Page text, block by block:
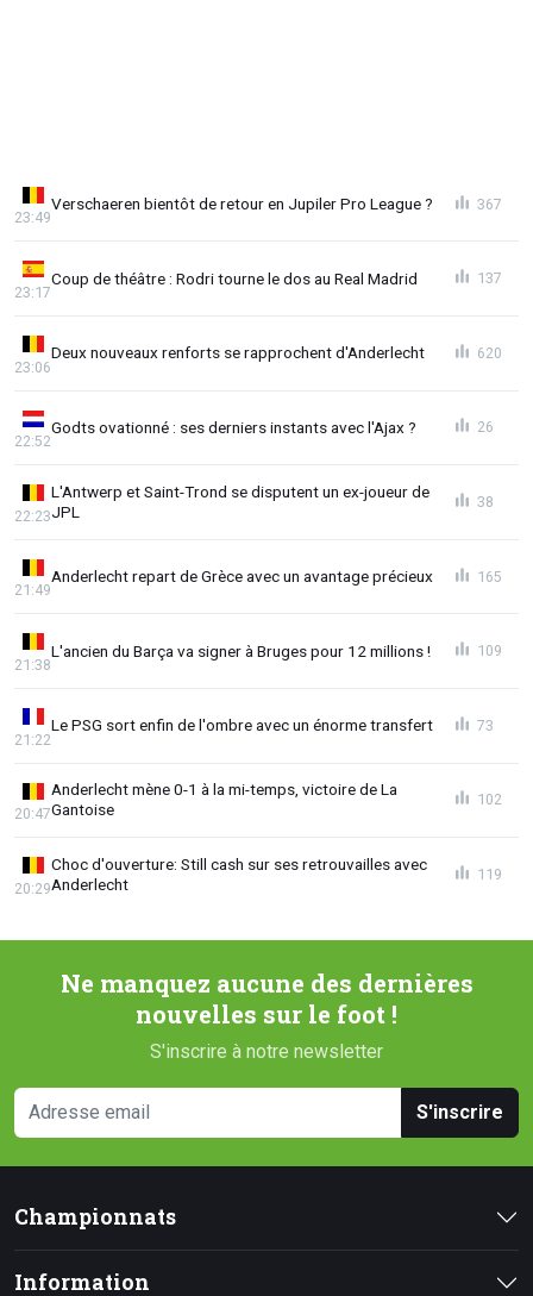
Verschaeren bientôt de retour en Jupiler Pro League ?
23:49
367
Coup de théâtre : Rodri tourne le dos au Real Madrid
23:17
137
Deux nouveaux renforts se rapprochent d'Anderlecht
23:06
620
Godts ovationné : ses derniers instants avec l'Ajax ?
22:52
26
L'Antwerp et Saint-Trond se disputent un ex-joueur de
JPL
22:23
38
Anderlecht repart de Grèce avec un avantage précieux
21:49
165
L'ancien du Barça va signer à Bruges pour 12 millions !
21:38
109
Le PSG sort enfin de l'ombre avec un énorme transfert
21:22
73
Anderlecht mène 0-1 à la mi-temps, victoire de La
Gantoise
20:47
102
Choc d'ouverture: Still cash sur ses retrouvailles avec
Anderlecht
20:29
119
Ne manquez aucune des dernières
nouvelles sur le foot !
S'inscrire à notre newsletter
S'inscrire
Championnats
Information